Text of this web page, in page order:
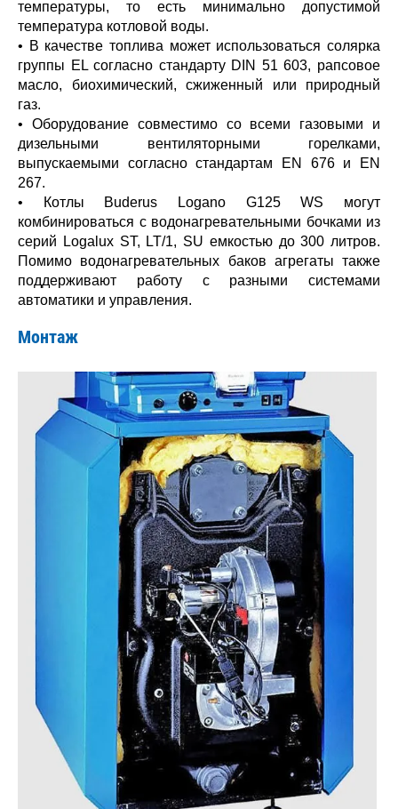
температуры, то есть минимально допустимой
температура котловой воды.
• В качестве топлива может использоваться солярка
группы EL согласно стандарту DIN 51 603, рапсовое
масло, биохимический, сжиженный или природный
газ.
• Оборудование совместимо со всеми газовыми и
дизельными вентиляторными горелками,
выпускаемыми согласно стандартам EN 676 и EN
267.
• Котлы Buderus Logano G125 WS могут
комбинироваться с водонагревательными бочками из
серий Logalux ST, LT/1, SU емкостью до 300 литров.
Помимо водонагревательных баков агрегаты также
поддерживают работу с разными системами
автоматики и управления.
Монтаж